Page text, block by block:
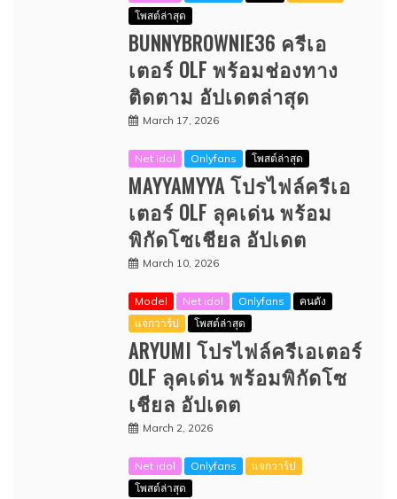
โพสต์ล่าสุด
BUNNYBROWNIE36 ครีเอ
เตอร์ OLF พร้อมช่องทาง
ติดตาม อัปเดตล่าสุด
March 17, 2026
Net idol Onlyfans โพสต์ล่าสุด
MAYYAMYYA โปรไฟล์ครีเอ
เตอร์ OLF ลุคเด่น พร้อม
พิกัดโซเชียล อัปเดต
March 10, 2026
Model Net idol Onlyfans
คนดัง
แจกวาร์ป
โพสต์ล่าสุด
ARYUMI โปรไฟล์ครีเอเตอร์
OLF ลุคเด่น พร้อมพิกัดโซ
เชียล อัปเดต
March 2, 2026
Net idol Onlyfans
แจกวาร์ป
โพสต์ล่าสุด